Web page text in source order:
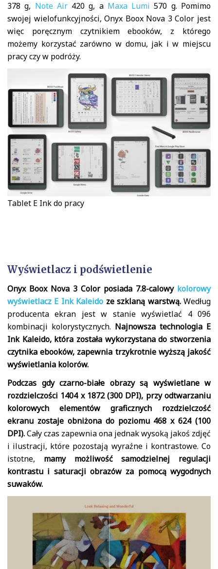
378 g, Note Air420 g, a Maxa Lumi 570 g. Pomimo
swojej wielofunkcyjności, Onyx Boox Nova 3 Color jest
więc poręcznym czytnikiem ebooków, z którego
możemy korzystać zarówno w domu, jak i w miejscu
pracy czy w podróży.
Tablet E Ink do pracy
Wyświetlacz i podświetlenie
Onyx Boox Nova 3 Color posiada 7.8-calowy kolorowy
wyświetlacz E Ink Kaleido ze szklaną warstwą.Według
producenta ekran jest w stanie wyświetlać 4 096
kombinacji kolorystycznych. Najnowsza technologia E
Ink Kaleido, która została wykorzystana do stworzenia
czytnika ebooków, zapewnia trzykrotnie wyższą jakość
wyświetlania kolorów.
Podczas gdy czarno-białe obrazy są wyświetlane w
rozdzielczości 1404 x 1872 (300 DPI), przy odtwarzaniu
kolorowych elementów graficznych rozdzielczość
ekranu zostaje obniżona do poziomu 468 x 624 (100
DPI).Cały czas zapewnia ona jednak wysoką jakoś zdjęć
i ilustracji, które pozostają wyraźne i kontrastowe. Co
istotne, mamy możliwość samodzielnej regulacji
kontrastu i saturacji obrazów za pomocą wygodnych
suwaków.